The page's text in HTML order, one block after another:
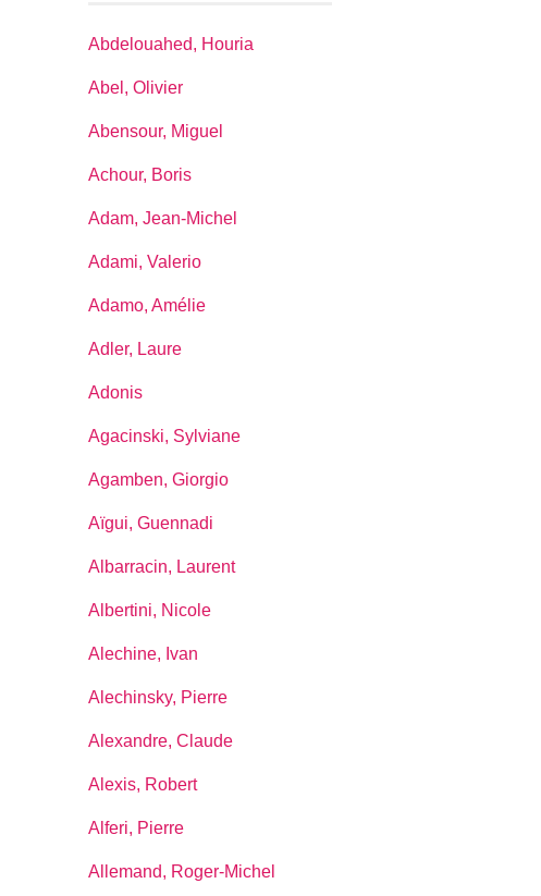
Abdelouahed, Houria
Abel, Olivier
Abensour, Miguel
Achour, Boris
Adam, Jean-Michel
Adami, Valerio
Adamo, Amélie
Adler, Laure
Adonis
Agacinski, Sylviane
Agamben, Giorgio
Aïgui, Guennadi
Albarracin, Laurent
Albertini, Nicole
Alechine, Ivan
Alechinsky, Pierre
Alexandre, Claude
Alexis, Robert
Alferi, Pierre
Allemand, Roger-Michel